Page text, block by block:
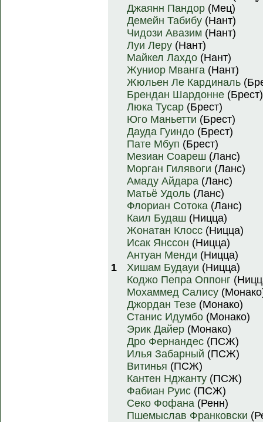
1
Джаянн Пандор (Мец)
Демейн Табибу (Нант)
Чидози Авазим (Нант)
Луи Леру (Нант)
Майкел Лахдо (Нант)
Жуниор Мванга (Нант)
Жюльен Ле Кардиналь
Брендан Шардонне (Брест)
Люка Тусар (Брест)
Юго Маньетти (Брест)
Дауда Гуиндо (Брест)
Пате Мбуп (Брест)
Мезиан Соареш (Ланс)
Морган Гилявоги (Ланс)
Амаду Айдара (Ланс)
Матьё Удоль (Ланс)
Флориан Сотока (Ланс)
Каил Будаш (Ницца)
Жонатан Клосс (Ницца)
Исак Янссон (Ницца)
Антуан Менди (Ницца)
Хишам Будауи (Ницца)
Коджо Пепра Оппонг
Мохаммед Салису
Джордан Тезе (Монако)
Станис Идумбо (Монако)
Эрик Дайер (Монако)
Дро Фернандес (ПСЖ)
Илья Забарный (ПСЖ)
Витинья (ПСЖ)
Кантен Нджанту (ПСЖ)
Фабиан Руис (ПСЖ)
Секо Фофана (Ренн)
Пшемыслав Франковски